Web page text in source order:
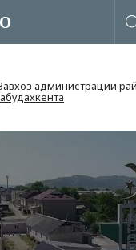
администрации